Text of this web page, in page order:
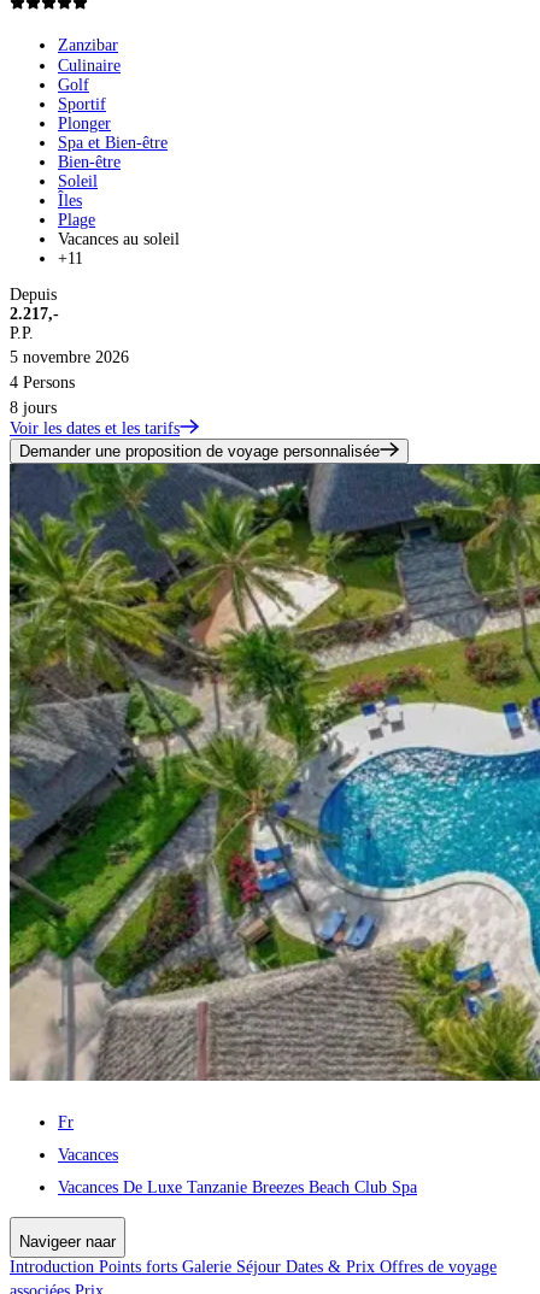
Zanzibar
Culinaire
Golf
Sportif
Plonger
Spa et Bien-être
Bien-être
Soleil
Îles
Plage
Vacances au soleil
+11
Depuis
2.217,-
P.P.
5 novembre 2026
4 Persons
8 jours
Voir les dates et les tarifs
Demander une proposition de voyage personnalisée
Fr
Vacances
Vacances De Luxe Tanzanie Breezes Beach Club Spa
Navigeer naar
Introduction Points forts Galerie Séjour Dates & Prix Offres de voyage
associées Prix